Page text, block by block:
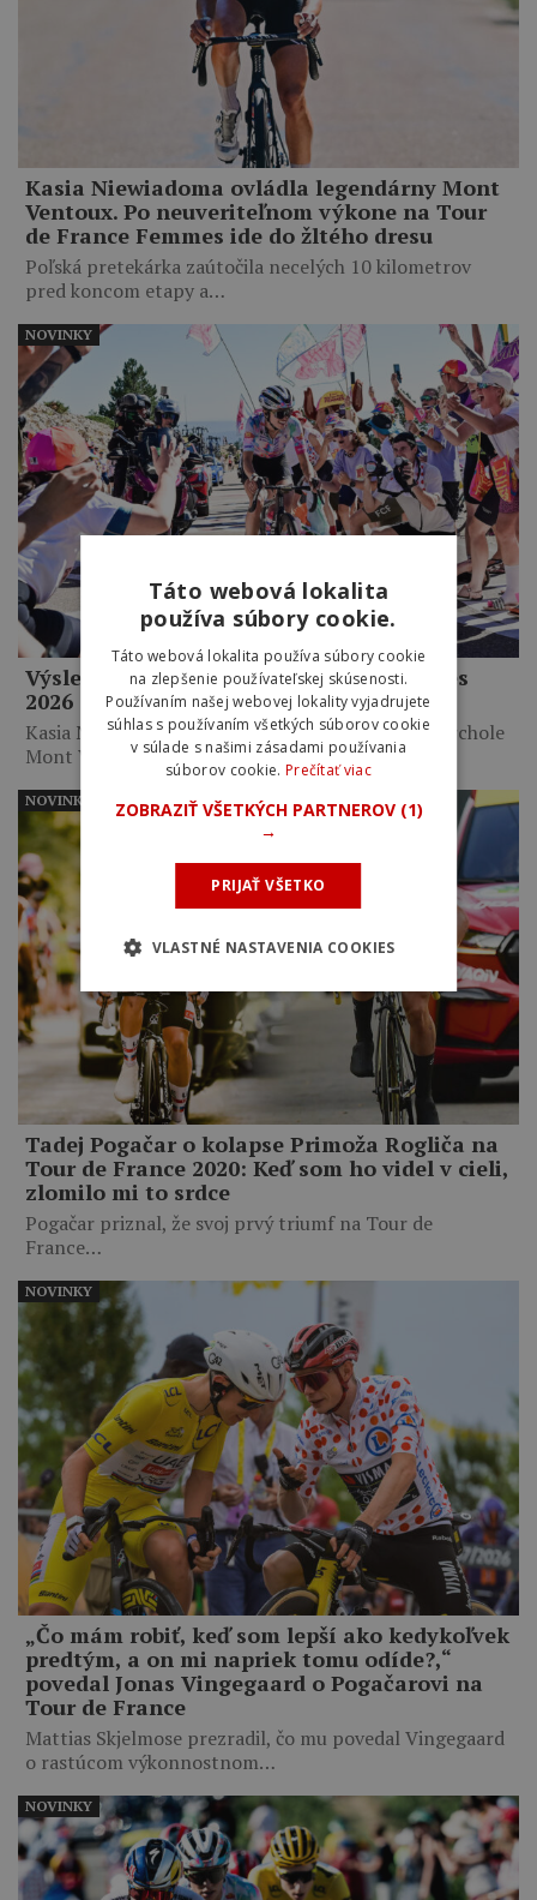
Kasia Niewiadoma ovládla legendárny Mont
Ventoux. Po neuveriteľnom výkone na Tour
de France Femmes ide do žltého dresu
Poľská pretekárka zaútočila necelých 10 kilometrov
pred koncom etapy a…
Výsledky 7. etapy Tour de France Femmes
2026
Kasia Niewiadoma triumfovala na legendárnom vrchole
Mont Ventoux po takmer…
NOVINKY
Tadej Pogačar o kolapse Primoža Rogliča na
Tour de France 2020: Keď som ho videl v cieli,
zlomilo mi to srdce
Pogačar priznal, že svoj prvý triumf na Tour de
France…
NOVINKY
„Čo mám robiť, keď som lepší ako kedykoľvek
predtým, a on mi napriek tomu odíde?,“
povedal Jonas Vingegaard o Pogačarovi na
Tour de France
Mattias Skjelmose prezradil, čo mu povedal Vingegaard
o rastúcom výkonnostnom…
NOVINKY
NOVINKY
Táto webová lokalita
používa súbory cookie.
Táto webová lokalita používa súbory cookie
na zlepšenie používateľskej skúsenosti.
Používaním našej webovej lokality vyjadrujete
súhlas s používaním všetkých súborov cookie
v súlade s našimi zásadami používania
súborov cookie. Prečítať viac
ZOBRAZIŤ VŠETKÝCH PARTNEROV (1)
→
PRIJAŤ VŠETKO
VLASTNÉ NASTAVENIA COOKIES